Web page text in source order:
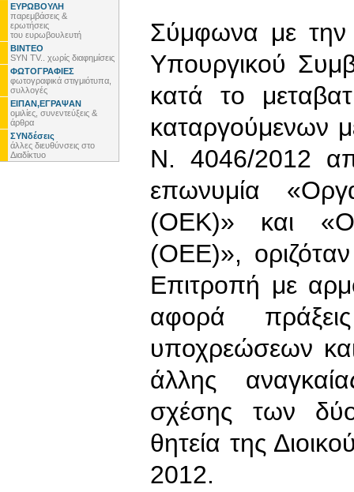
ΕΥΡΩΒΟΥΛΗ
παρεμβάσεις &
ερωτήσεις
του ευρωβουλευτή
ΒΙΝΤΕΟ
SYN TV.. χωρίς διαφημίσεις
ΦΩΤΟΓΡΑΦΙΕΣ
φωτογραφικά στιγμιότυπα,
συλλογές
ΕΙΠΑΝ,ΕΓΡΑΨΑΝ
ομιλίες, συνεντεύξεις &
άρθρα
ΣΥΝδέσεις
άλλες διευθύνσεις στο
Διαδίκτυο
Σύμφωνα με την
Υπουργικού
κατά το
καταργούμενων
Ν. 4046/2012
επωνυμία
(ΟΕΚ)» και
(ΟΕΕ)»,
Επιτροπή με
αφορά πράξεις
υποχρεώσεων
άλλης
σχέσης των
θητεία της
2012.